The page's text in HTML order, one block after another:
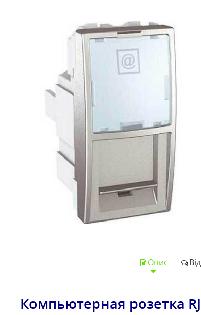
Опис
Компьютерная розетка